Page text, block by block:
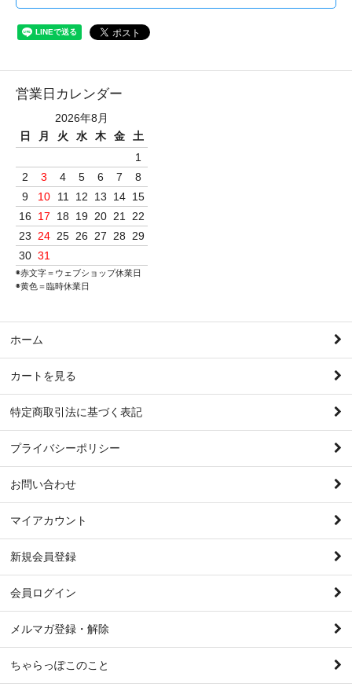
営業日カレンダー
2026年8月
日
月 火 水 木 金
土
1
2
3 4 5 6 7
8
9
10 11 12 13 14 15
16
17 18 19 20 21
22
23
24 25 26 27 28
29
30 31
◉赤文字＝ウェブショップ休業日
◉黄色＝臨時休業日
ホーム
カートを見る
特定商取引法に基づく表記
プライバシーポリシー
お問い合わせ
マイアカウント
新規会員登録
会員ログイン
メルマガ登録・解除
ちゃらっぽこのこと